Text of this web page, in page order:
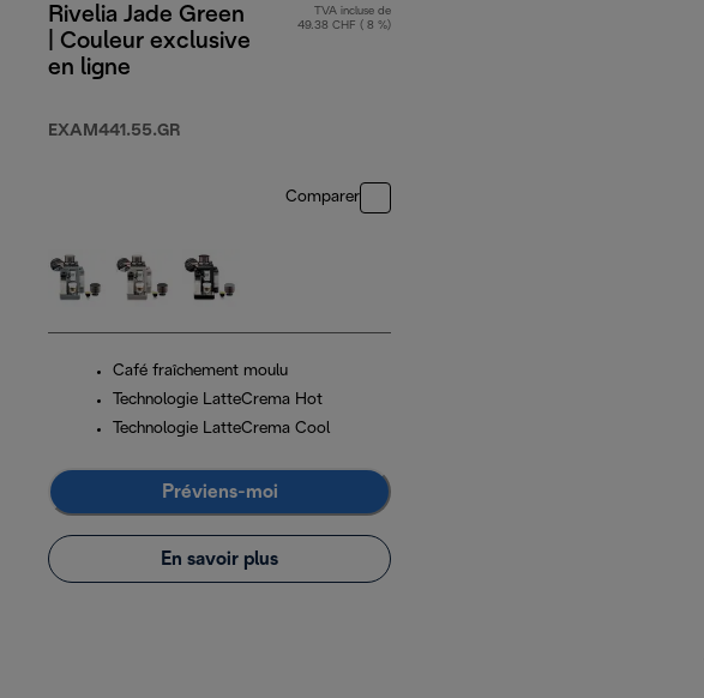
Rivelia Jade Green
| Couleur exclusive
en ligne
EXAM441.55.GR
TVA incluse de
49.38 CHF ( 8 %)
Comparer
Café fraîchement moulu
Technologie LatteCrema Hot
Technologie LatteCrema Cool
Préviens-moi
En savoir plus